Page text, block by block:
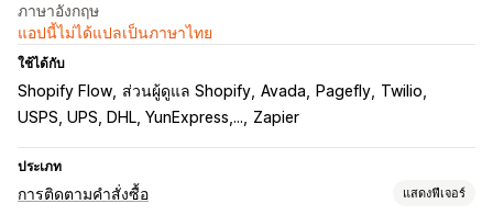
ภาษาอังกฤษ
แอปนี้ไม่ได้แปลเป็นภาษาไทย
ใช้ได้กับ
Shopify Flow ส่วนผู้ดูแล Shopify Avada Pagefly Twilio
USPS, UPS, DHL, YunExpress,...
Zapier
ประเภท
การติดตามคำสั่งซื้อ แสดงฟีเจอร์